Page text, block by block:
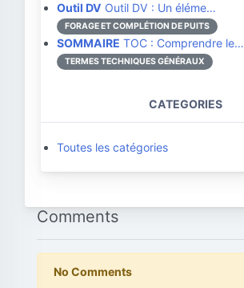
Outil DV Outil DV : Un éléme…
FORAGE ET COMPLÉTION DE PUITS
SOMMAIRE TOC : Comprendre le…
TERMES TECHNIQUES GÉNÉRAUX
CATEGORIES
Toutes les catégories
Comments
No Comments